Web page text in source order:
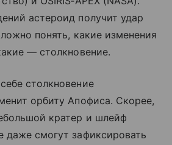
астероид получит удар
понять, какие изменения
— столкновение.
столкновение
орбиту Апофиса. Скорее,
кратер и шлейф
даже смогут зафиксировать